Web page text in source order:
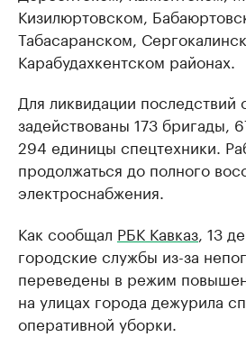
Кизилюртовском,
Табасаранском,
Карабудахкентском районах.
Для ликвидации последствий
задействованы 173 бригады,
294 единицы спецтехники.
продолжаться до полного
электроснабжения.
Как сообщал РБК Кавказ , 13
городские службы из-за
переведены в режим
на улицах города дежурила
оперативной уборки.